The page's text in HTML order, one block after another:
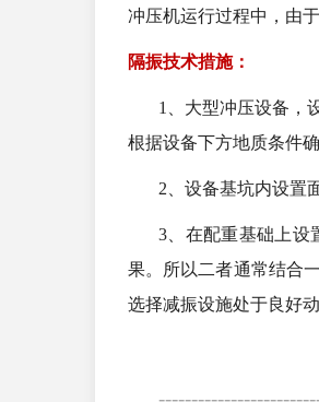
冲压机运行过程中，由
隔振技术措施：
1、大型冲压设备，
根据设备下方地质条件
2、设备基坑内设置
3、在配重基础上设
果。所以二者通常结合
选择减振设施处于良好